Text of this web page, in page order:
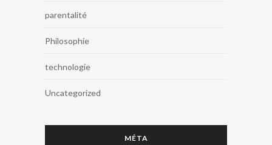
parentalité
Philosophie
technologie
Uncategorized
MÉTA